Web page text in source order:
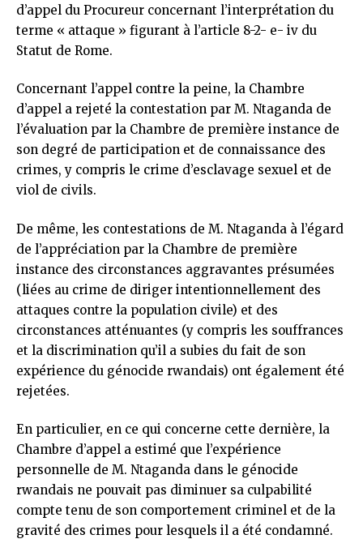
d’appel du Procureur concernant l’interprétation du
terme « attaque » figurant à l’article 8-2- e- iv du
Statut de Rome.
Concernant l’appel contre la peine, la Chambre
d’appel a rejeté la contestation par M. Ntaganda de
l’évaluation par la Chambre de première instance de
son degré de participation et de connaissance des
crimes, y compris le crime d’esclavage sexuel et de
viol de civils.
De même, les contestations de M. Ntaganda à l’égard
de l’appréciation par la Chambre de première
instance des circonstances aggravantes présumées
(liées au crime de diriger intentionnellement des
attaques contre la population civile) et des
circonstances atténuantes (y compris les souffrances
et la discrimination qu’il a subies du fait de son
expérience du génocide rwandais) ont également été
rejetées.
En particulier, en ce qui concerne cette dernière, la
Chambre d’appel a estimé que l’expérience
personnelle de M. Ntaganda dans le génocide
rwandais ne pouvait pas diminuer sa culpabilité
compte tenu de son comportement criminel et de la
gravité des crimes pour lesquels il a été condamné.